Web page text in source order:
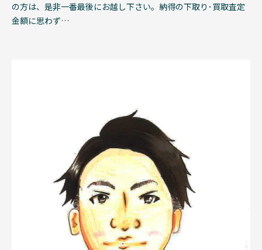
の方は、是非一番最後にお越し下さい。納得の下取り･買取査定
金額に思わず…